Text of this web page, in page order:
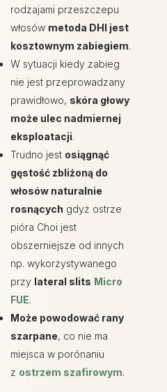
rodzajami przeszczepu
włosów metoda DHI jest
kosztownym zabiegiem.
W sytuacji kiedy zabieg
nie jest przeprowadzany
prawidłowo, skóra głowy
może ulec nadmiernej
eksploatacji.
Trudno jest osiągnąć
gęstość zbliżoną do
włosów naturalnie
rosnących gdyż ostrze
pióra Choi jest
obszerniejsze od innych
np. wykorzystywanego
przy lateral slits Micro
FUE.
Może powodować rany
szarpane, co nie ma
miejsca w porónaniu
z ostrzem szafirowym.